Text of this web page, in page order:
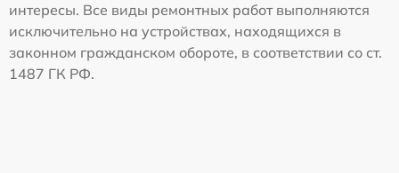
интересы. Все виды ремонтных работ выполняются
исключительно на устройствах, находящихся в
законном гражданском обороте, в соответствии со ст.
1487 ГК РФ.